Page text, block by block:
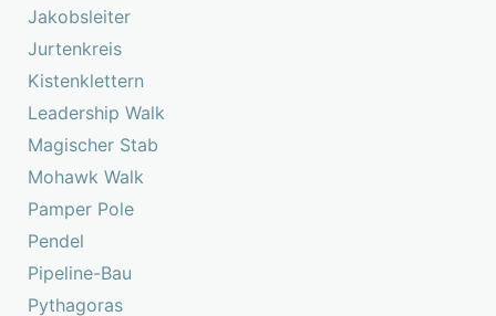
Jakobsleiter
Jurtenkreis
Kistenklettern
Leadership Walk
Magischer Stab
Mohawk Walk
Pamper Pole
Pendel
Pipeline-Bau
Pythagoras